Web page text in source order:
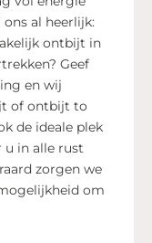
al heerlijk:
ontbijt in
Geef
en wij
of ontbijt to
de ideale plek
u in alle rust
zorgen we
om